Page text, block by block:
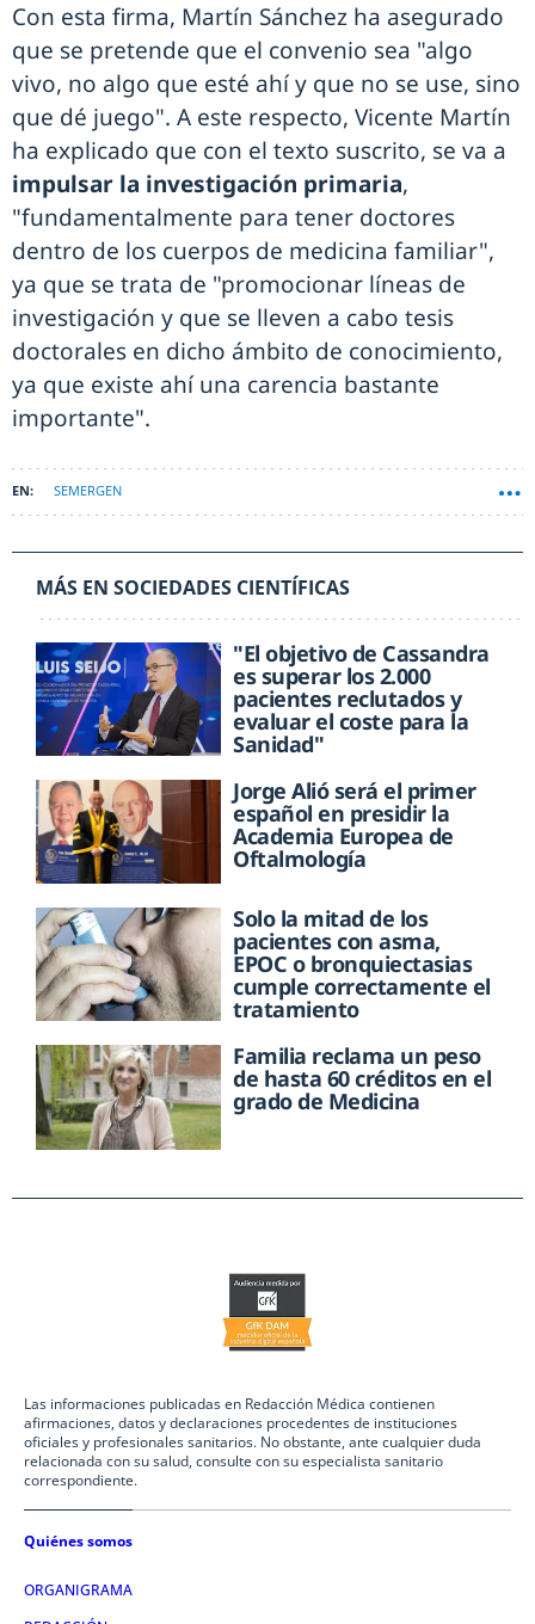
Con esta firma, Martín Sánchez ha asegurado
que se pretende que el convenio sea "algo
vivo, no algo que esté ahí y que no se use, sino
que dé juego". A este respecto, Vicente Martín
ha explicado que con el texto suscrito, se va a
impulsar la investigación primaria,
"fundamentalmente para tener doctores
dentro de los cuerpos de medicina familiar",
ya que se trata de "promocionar líneas de
investigación y que se lleven a cabo tesis
doctorales en dicho ámbito de conocimiento,
ya que existe ahí una carencia bastante
importante".
SEMERGEN
MÁS EN SOCIEDADES CIENTÍFICAS
"El objetivo de Cassandra
es superar los 2.000
pacientes reclutados y
evaluar el coste para la
Sanidad"
Jorge Alió será el primer
español en presidir la
Academia Europea de
Oftalmología
Solo la mitad de los
pacientes con asma,
EPOC o bronquiectasias
cumple correctamente el
tratamiento
Familia reclama un peso
de hasta 60 créditos en el
grado de Medicina
Las informaciones publicadas en Redacción Médica contienen
afirmaciones, datos y declaraciones procedentes de instituciones
oficiales y profesionales sanitarios. No obstante, ante cualquier duda
relacionada con su salud, consulte con su especialista sanitario
correspondiente.
Quiénes somos
ORGANIGRAMA